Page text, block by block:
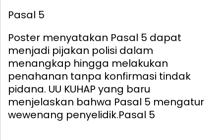
Pasal 5
Poster menyatakan Pasal 5 dapat
menjadi pijakan polisi dalam
menangkap hingga melakukan
penahanan tanpa konfirmasi tindak
pidana. UU KUHAP yang baru
menjelaskan bahwa Pasal 5 mengatur
wewenang penyelidik.Pasal 5